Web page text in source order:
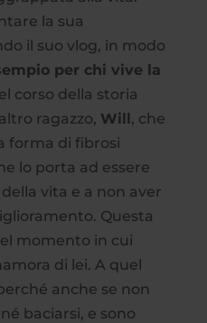
la sua
il suo vlog, in modo
per chi vive la
corso della storia
ragazzo, Will, che
forma di fibrosi
lo porta ad essere
vita e a non aver
Questa
momento in cui
di lei. A quel
anche se non
baciarsi, e sono